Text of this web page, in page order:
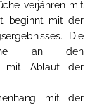
verjähren mit
beginnt mit der
Die
an den
mit Ablauf der
mit der